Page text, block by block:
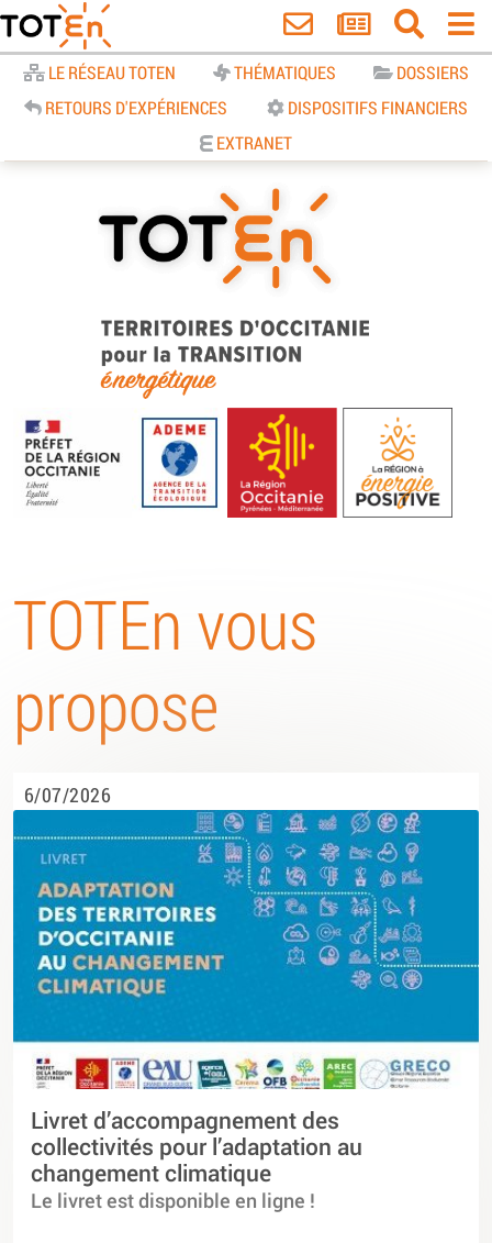
LE RÉSEAU TOTEN THÉMATIQUES
DOSSIERS
RETOURS D'EXPÉRIENCES
DISPOSITIFS FINANCIERS
EXTRANET
TOTEn Occitanie | Territoires
d’Occitanie pour la Transition
Energétique
TOTEn vous
propose
6/07/2026
Livret d’accompagnement des
collectivités pour l’adaptation au
changement climatique
Le livret est disponible en ligne !